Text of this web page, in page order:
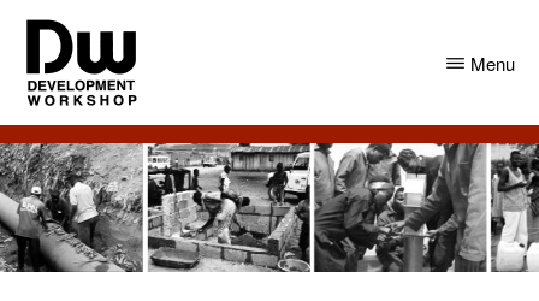
Skip
main
content
Skip
primary
sidebar
DW
Angola
Development
Workshop
Angola
Menu